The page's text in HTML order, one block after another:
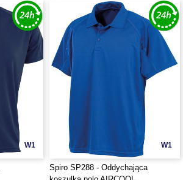
W1 W1
Spiro SP288 - Oddychająca